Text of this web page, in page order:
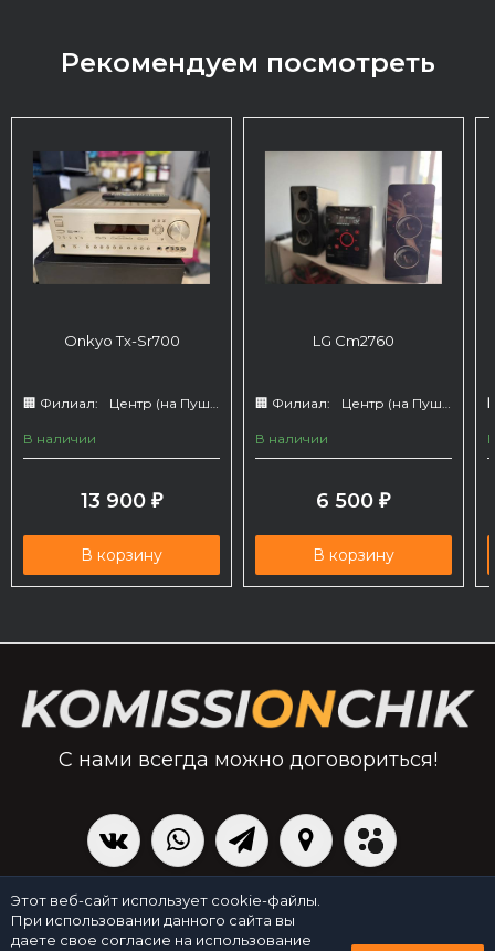
Рекомендуем посмотреть
Onkyo Tx-Sr700
🏢 Филиал: Центр (на Пушкина 66)
В наличии
13 900 ₽
В корзину
LG Cm2760
🏢 Филиал: Центр (на Пушкина 66)
В наличии
6 500 ₽
В корзину
С нами всегда можно договориться!
Политика персональных данных | Создано командой x³.run
Этот веб-сайт использует cookie-файлы.
При использовании данного сайта вы
даете свое согласие на использование